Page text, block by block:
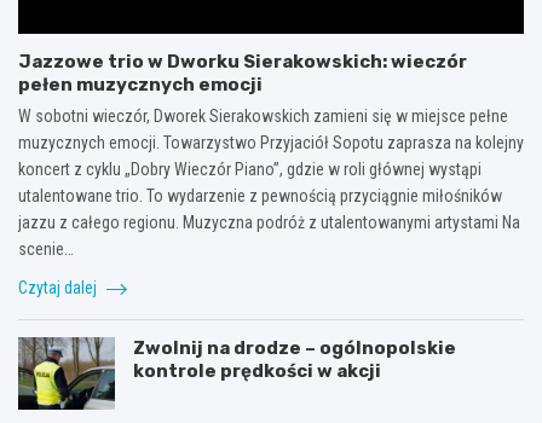
Jazzowe trio w Dworku Sierakowskich: wieczór
pełen muzycznych emocji
W sobotni wieczór, Dworek Sierakowskich zamieni się w miejsce pełne
muzycznych emocji. Towarzystwo Przyjaciół Sopotu zaprasza na kolejny
koncert z cyklu „Dobry Wieczór Piano”, gdzie w roli głównej wystąpi
utalentowane trio. To wydarzenie z pewnością przyciągnie miłośników
jazzu z całego regionu. Muzyczna podróż z utalentowanymi artystami Na
scenie…
Czytaj dalej
Zwolnij na drodze – ogólnopolskie
kontrole prędkości w akcji